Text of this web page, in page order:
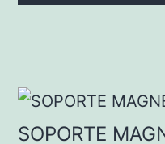
SOPORTE